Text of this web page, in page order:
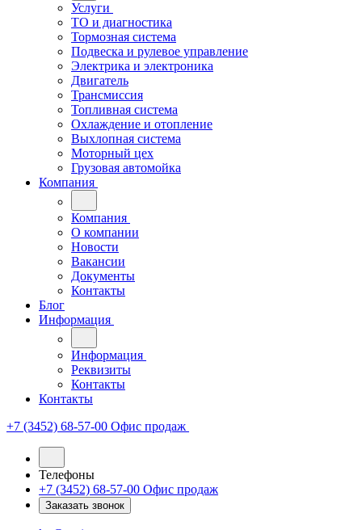
Услуги
ТО и диагностика
Тормозная система
Подвеска и рулевое управление
Электрика и электроника
Двигатель
Трансмиссия
Топливная система
Охлаждение и отопление
Выхлопная система
Моторный цех
Грузовая автомойка
Компания
Компания
О компании
Новости
Вакансии
Документы
Контакты
Блог
Информация
Информация
Реквизиты
Контакты
Контакты
+7 (3452) 68-57-00 Офис продаж
Телефоны
+7 (3452) 68-57-00 Офис продаж
Заказать звонок